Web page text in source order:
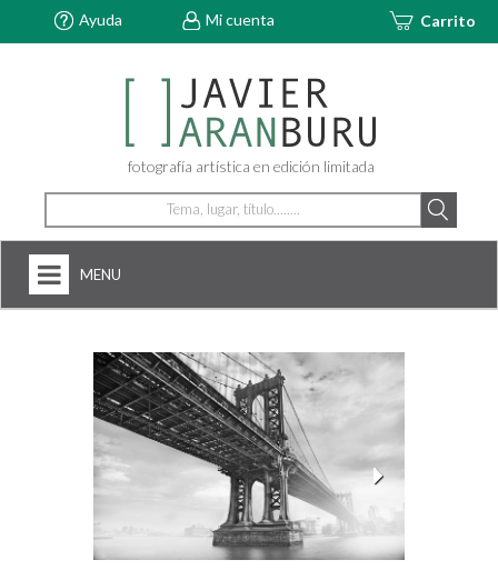
Carrito
Mi cuenta
Ayuda
fotografía artística en edición limitada
MENU
FOTOGRAFÍAS